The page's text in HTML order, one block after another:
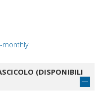
monthly
(DISPONIBILI